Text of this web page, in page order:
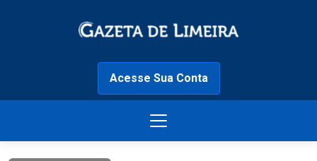
Acesse Sua Conta